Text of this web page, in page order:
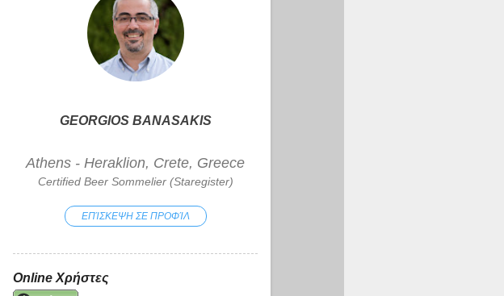
GEORGIOS BANASAKIS
Athens - Heraklion, Crete, Greece
Certified Beer Sommelier (Staregister)
ΕΠΊΣΚΕΨΗ ΣΕ ΠΡΟΦΊΛ
Online Χρήστες